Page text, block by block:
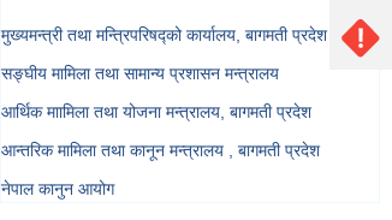
मुख्यमन्त्री तथा मन्त्रिपरिषद्को कार्यालय, बागमती प्रदेश
सङ्‍घीय मामिला तथा सामान्य प्रशासन मन्त्रालय
आर्थिक माामिला तथा योजना मन्त्रालय, बागमती प्रदेश
आन्तरिक मामिला तथा कानून मन्त्रालय , बागमती प्रदेश
नेपाल कानुन आयोग